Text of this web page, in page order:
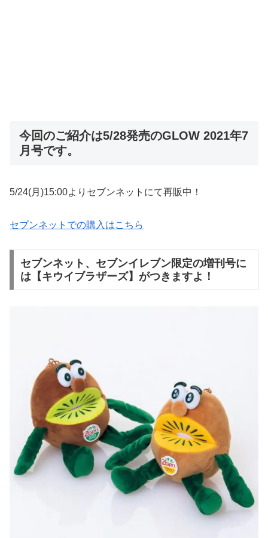
今回のご紹介は5/28発売のGLOW 2021年7
月号です。
5/24(月)15:00よりセブンネットにて再販中！
セブンネットでの購入はこちら
セブンネット、セブンイレブン限定の増刊号に
は【キウイブラザーズ】がつきますよ！